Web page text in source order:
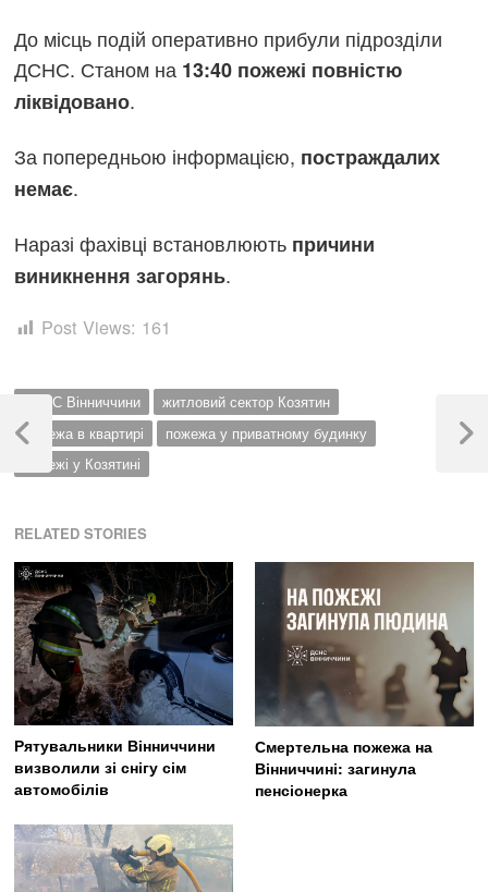
До місць подій оперативно прибули підрозділи
ДСНС. Станом на 13:40 пожежі повністю
ліквідовано.
За попередньою інформацією, постраждалих
немає.
Наразі фахівці встановлюють причини
виникнення загорянь.
Post Views: 161
ДСНС Вінниччини
житловий сектор Козятин
пожежа в квартирі
пожежа у приватному будинку
пожежі у Козятині
RELATED STORIES
Рятувальники Вінниччини
визволили зі снігу сім
автомобілів
Смертельна пожежа на
Вінниччині: загинула
пенсіонерка
Навігація
записів
Previous
Next